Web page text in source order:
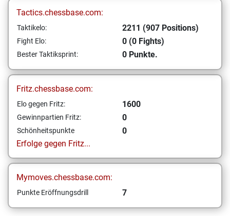
Tactics.chessbase.com:
Taktikelo: 2211 (907 Positions)
Fight Elo: 0 (0 Fights)
Bester Taktiksprint: 0 Punkte.
Fritz.chessbase.com:
Elo gegen Fritz: 1600
Gewinnpartien Fritz: 0
Schönheitspunkte
0
Erfolge gegen Fritz...
Mymoves.chessbase.com:
Punkte Eröffnungsdrill 7